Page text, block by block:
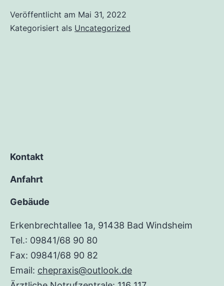
Veröffentlicht am Mai 31, 2022
Kategorisiert als Uncategorized
Kontakt
Anfahrt
Gebäude
Erkenbrechtallee 1a, 91438 Bad Windsheim
Tel.: 09841/68 90 80
Fax: 09841/68 90 82
Email: chepraxis@outlook.de